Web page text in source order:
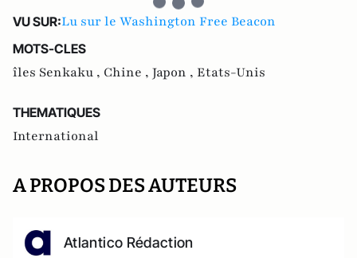
VU SUR:Lu sur le Washington Free Beacon
MOTS-CLES
îles Senkaku , Chine , Japon , Etats-Unis
THEMATIQUES
International
A PROPOS DES AUTEURS
Atlantico Rédaction